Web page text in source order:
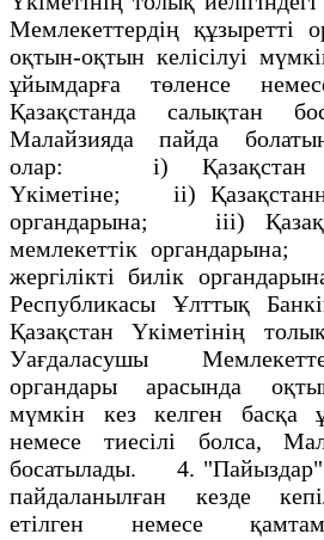
Мемлекеттердің құзыретті
оқтын-оқтын келісілуі
ұйымдарға төленсе
Қазақстанда
Малайзияда пайда
олар: і) Қазақстан
Үкіметіне; іі)
органдарына; ііі)
мемлекеттік
жергілікті билік
Республикасы Ұлттық
Қазақстан Үкіметінің
Уағдаласушы
органдары арасында
мүмкін кез келген басқа
немесе тиесілі болса,
босатылады. 4. "Пайыздар"
пайдаланылған кезде
етілген немесе